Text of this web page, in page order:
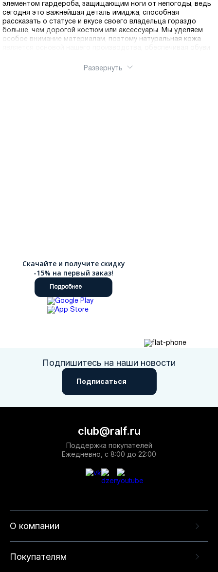
элементом гардероба, защищающим ноги от непогоды, ведь
сегодня это важнейшая деталь имиджа, способная
рассказать о статусе и вкусе своего владельца гораздо
больше, чем дорогой костюм или аксессуары. Мы уделяем
особое внимание материалам, поэтому натуральная кожа
эксплуатационные характеристики. Кожаная обувь обладает
Развернуть
Скачайте и получите скидку
-15% на первый заказ!
Подробнее
Подпишитесь на наши новости
Подписаться
О компании
Покупателям
club@ralf.ru
Поддержка покупателей
Ежедневно, с 8:00 до 22:00